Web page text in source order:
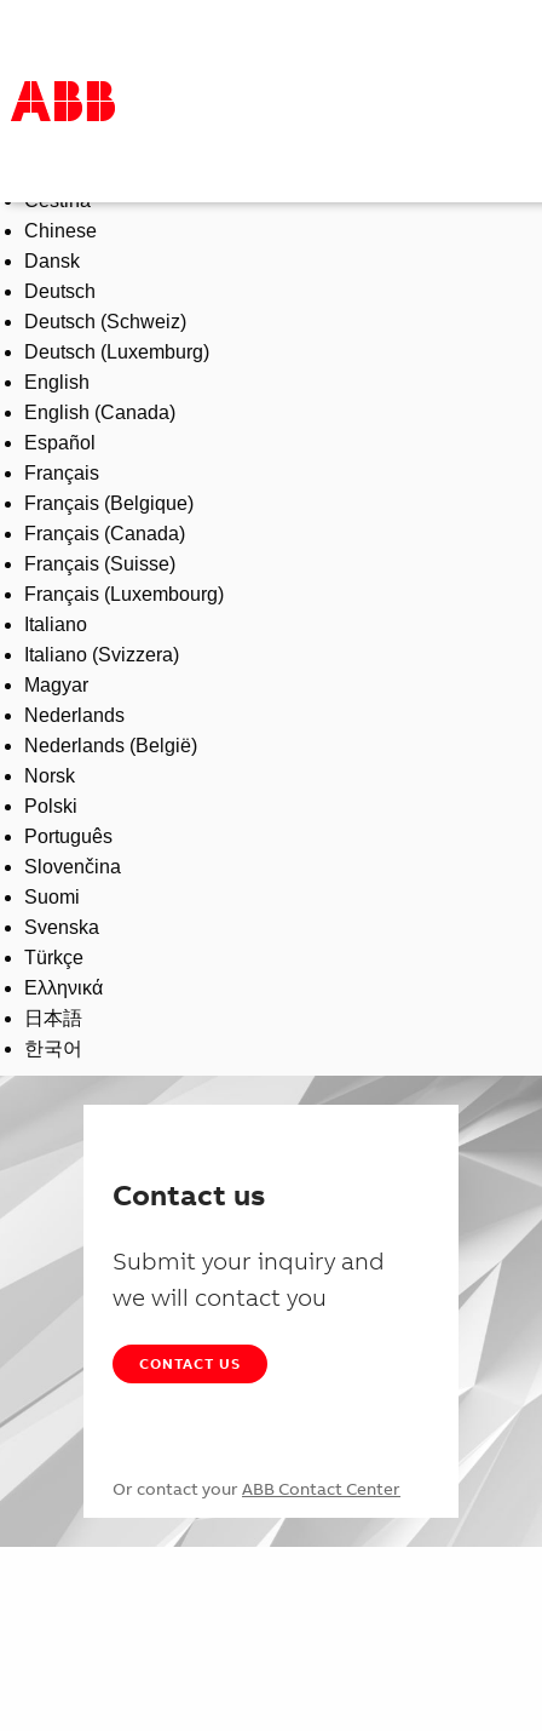
Products & Solutions
Industries
Services
About us
Where to buy
Contact us
Careers
Čeština
Chinese
Dansk
Deutsch
Deutsch (Schweiz)
Deutsch (Luxemburg)
English
English (Canada)
Español
Français
Français (Belgique)
Français (Canada)
Français (Suisse)
Français (Luxembourg)
Italiano
Italiano (Svizzera)
Magyar
Nederlands
Nederlands (België)
Norsk
Polski
Português
Slovenčina
Suomi
Svenska
Türkçe
Ελληνικά
日本語
한국어
Contact us
Submit your inquiry and
we will contact you
CONTACT US
Or contact your ABB Contact Center